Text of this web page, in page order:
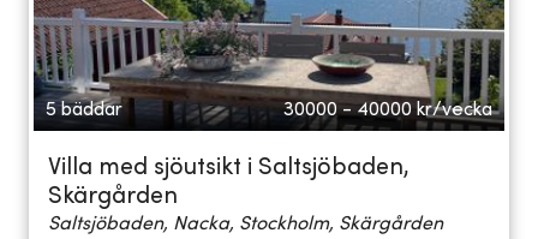
5 bäddar 30000 - 40000 kr/vecka
Villa med sjöutsikt i Saltsjöbaden,
Skärgården
Saltsjöbaden, Nacka, Stockholm, Skärgården